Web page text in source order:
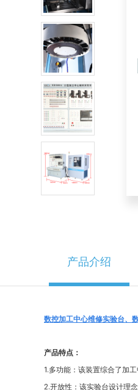
产品介绍
数控加工中心维修实验台、
产品特点：
1.多功能：该装置综合了加
2.开放性：该实验台设计理